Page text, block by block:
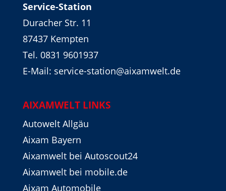
Service-Station
Duracher Str. 11
87437 Kempten
Tel. 0831 9601937
E-Mail: service-station@aixamwelt.de
AIXAMWELT LINKS
Autowelt Allgäu
Aixam Bayern
Aixamwelt bei Autoscout24
Aixamwelt bei mobile.de
Aixam Automobile